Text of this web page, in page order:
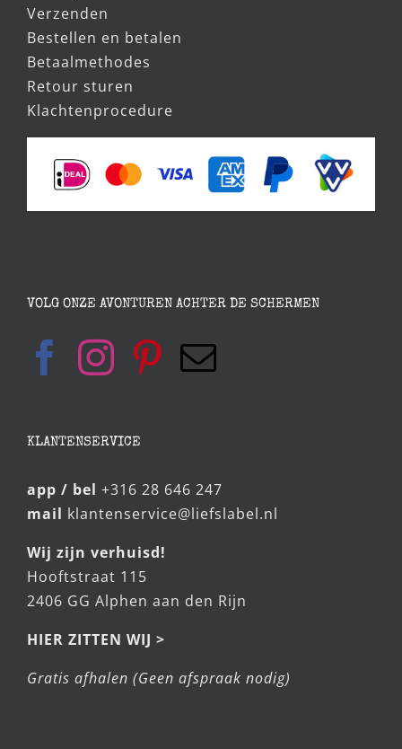
Verzenden
Bestellen en betalen
Betaalmethodes
Retour sturen
Klachtenprocedure
VOLG ONZE AVONTUREN ACHTER DE SCHERMEN
KLANTENSERVICE
app / bel +316 28 646 247
mail klantenservice@liefslabel.nl
Wij zijn verhuisd!
Hooftstraat 115
2406 GG Alphen aan den Rijn
HIER ZITTEN WIJ >
Gratis afhalen (Geen afspraak nodig)